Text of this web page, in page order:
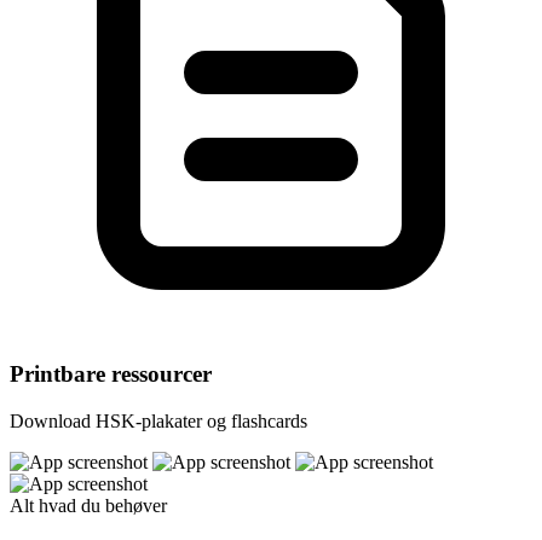
Printbare ressourcer
Download HSK-plakater og flashcards
Alt hvad du behøver